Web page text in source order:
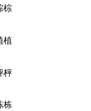
棕
植
枰
栋